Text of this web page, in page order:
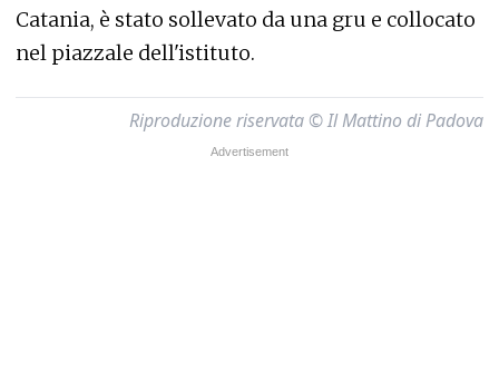
Catania, è stato sollevato da una gru e collocato
nel piazzale dell'istituto.
Riproduzione riservata © Il Mattino di Padova